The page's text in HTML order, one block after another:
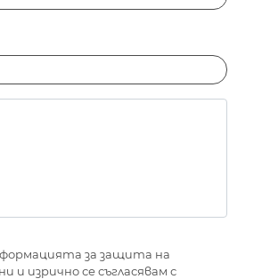
за защита на
и изрично се съгласявам с